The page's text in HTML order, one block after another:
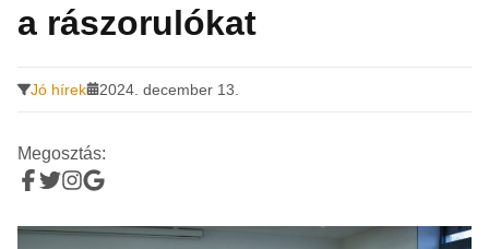
a rászorulókat
Jó hírek 2024. december 13.
Megosztás: